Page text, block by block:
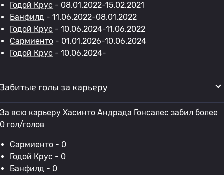
Годой Крус - 08.01.2022-15.02.2021
Банфилд - 11.06.2022-08.01.2022
Годой Крус - 10.06.2024-11.06.2022
Сармиенто - 01.01.2026-10.06.2024
Годой Крус - 10.06.2024-
Забитые голы за карьеру
За всю карьеру Хасинто Андрада Гонсалес забил более
0 гол/голов
Сармиенто - 0
Годой Крус - 0
Банфилд - 0